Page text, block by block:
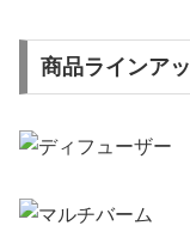
商品ラインア